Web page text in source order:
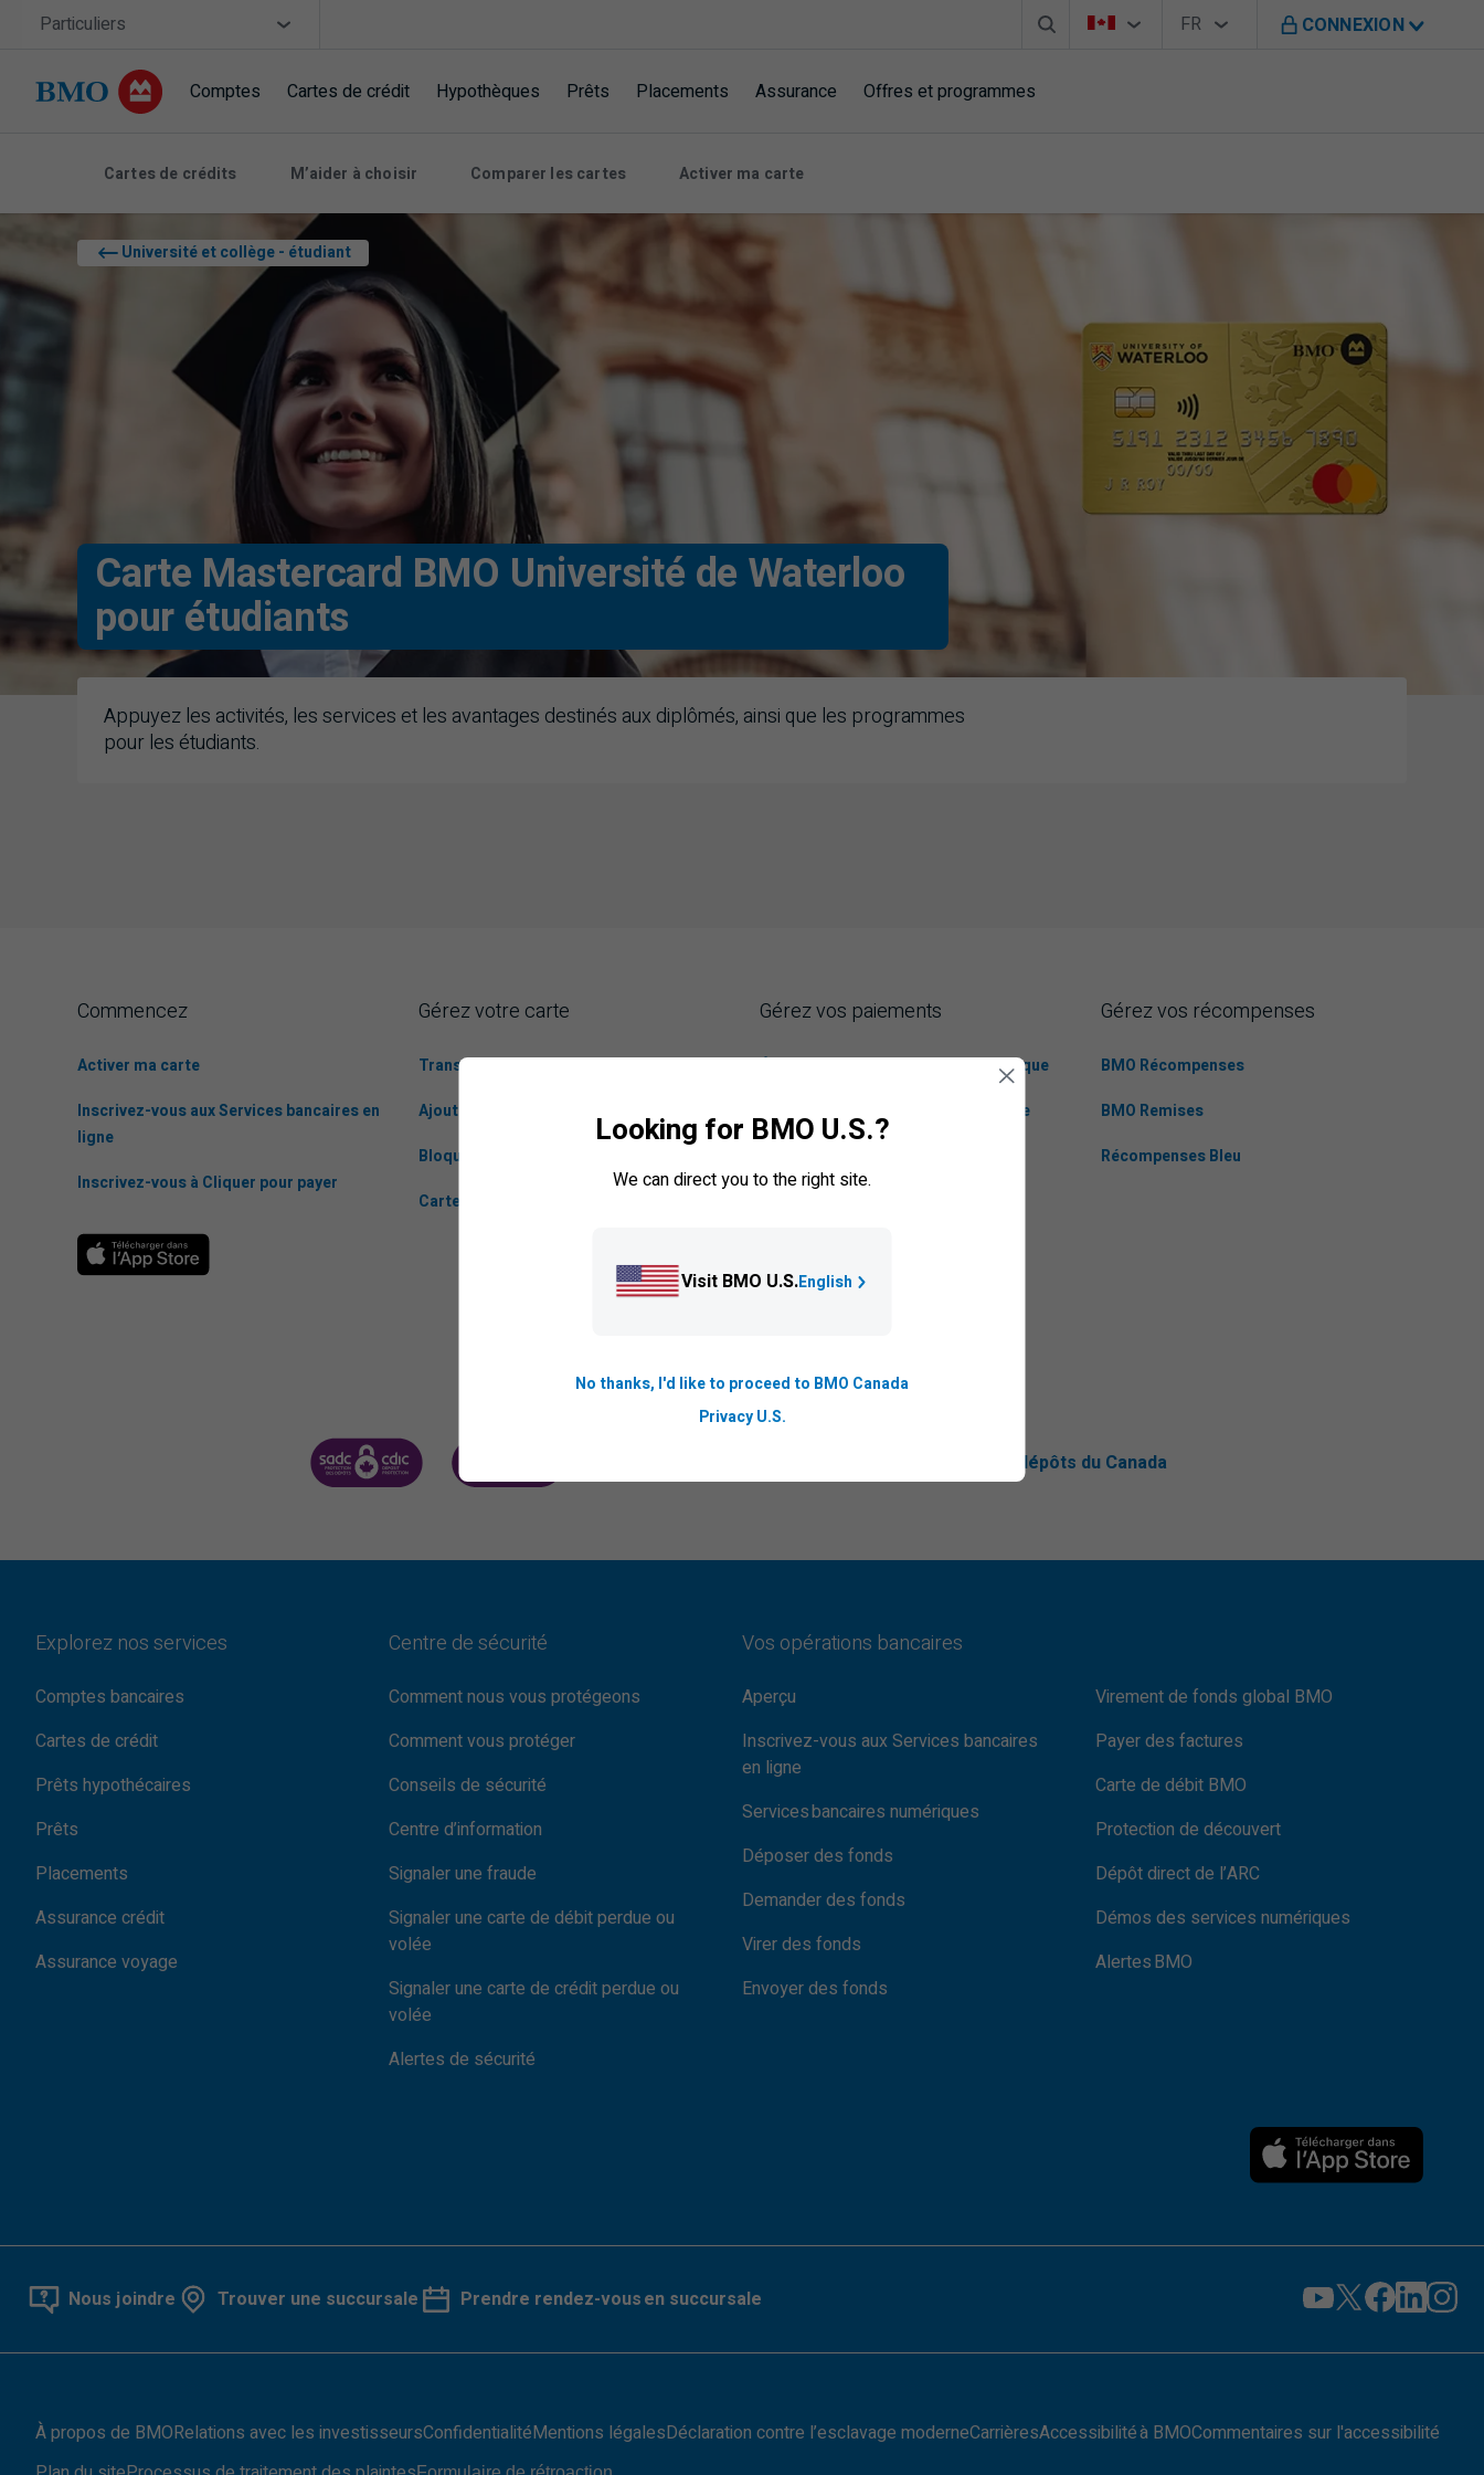
Sauter la navigation
Site Selector
Particuliers Barre de recherche
Sélecteur de pays
Vous êtes sur le site de B M O au Canada
Sélecteur de langue
FR
Français CONNEXION
Comptes Cartes de crédit Hypothèques Prêts Placements Assurance Offres et programmes
Cartes de crédits M’aider à choisir Comparer les cartes Activer ma carte
Université et collège - étudiant
Carte Mastercard BMO Université de Waterloo
pour étudiants
Appuyez les activités, les services et les avantages destinés aux diplômés, ainsi que les programmes
pour les étudiants.
Commencez
Activer ma carte
Inscrivez-vous aux Services bancaires en
ligne
Inscrivez-vous à Cliquer pour payer
Gérez votre carte
Transferts de solde
Ajoutez un autre titulaire de carte
Bloquez et débloquez votre carte
Carte perdue ou volée
Gérez vos paiements
Établissez le prélèvement automatique
Protection du solde des comptes de
carte de crédit
PaiementFuté BMO
Gérez vos récompenses
BMO Récompenses
BMO Remises
Récompenses Bleu
SOCIÉTÉ D'ASSURANCE-DÉPÔTS DU CANADA
CDIC PROTECTING YOUR DEPOSITS PDF Société d’assurance-dépôts du Canada
Explorez nos services
Comptes bancaires
Cartes de crédit
Prêts hypothécaires
Prêts
Placements
Assurance crédit
Assurance voyage
Centre de sécurité
Comment nous vous protégeons
Comment vous protéger
Conseils de sécurité
Centre d’information
Signaler une fraude
Signaler une carte de débit perdue ou
volée
Signaler une carte de crédit perdue ou
volée
Alertes de sécurité
Vos opérations bancaires
Aperçu
Inscrivez-vous aux Services bancaires
en ligne
Services bancaires numériques
Déposer des fonds
Demander des fonds
Virer des fonds
Envoyer des fonds
Virement de fonds global BMO
Payer des factures
Carte de débit BMO
Protection de découvert
Dépôt direct de l’ARC
Démos des services numériques
Alertes BMO
Nous joindre Trouver une succursale Prendre rendez-vous en succursale
À propos de BMORelations avec les investisseursConfidentialitéMentions légalesDéclaration contre l’esclavage moderneCarrièresAccessibilité à BMOCommentaires sur l'accessibilité
Looking for BMO U.S.?
We can direct you to the right site.
Visit BMO U.S.English
No thanks, I'd like to proceed to BMO Canada
Privacy U.S.